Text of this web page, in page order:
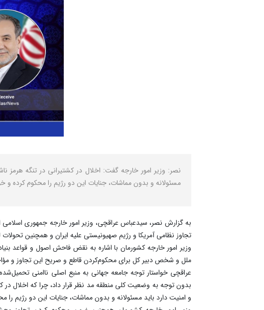
نصر: وزیر امور خارجه گفت: اخلال در کشتیرانی در تنگه هرمز
مسئولانه و بدون مماشات، جنایات این دو رژیم را محکوم کرده و
به گزارش نصر، سیدعباس عراقچی، وزیر امور خارجه جمهوری
تجاوز نظامی آمریکا و رژیم صهیونیستی علیه ایران و همچنین تحولات
وزیر امور خارجه کشورمان با اشاره به نقض فاحش اصول و قواعد
ملل و شخص دبیر کل برای محکوم‌کردن قاطع و صریح این تجاوز و
عراقچی خواستار توجه جامعه جهانی به منبع اصلی ناامنی
بدون توجه به وضعیت کلی منطقه مد نظر قرار داد، چرا که اخلال
و امنیت دارد باید مسئولانه و بدون مماشات، جنایات این دو رژیم